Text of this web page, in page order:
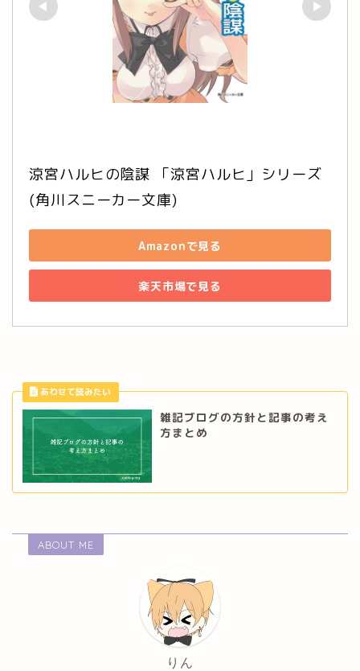
涼宮ハルヒの陰謀 「涼宮ハルヒ」シリーズ
(角川スニーカー文庫)
Amazonで見る
楽天市場で見る
雑記ブログの方針と記事の考え
方まとめ
ABOUT ME
りん